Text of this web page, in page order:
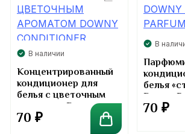
В наличии
Концентрированный
кондиционер для
белья с цветочным
ароматом Downy
Conditioner
70 ₽
В
белья
Downy
Parfum
70 ₽